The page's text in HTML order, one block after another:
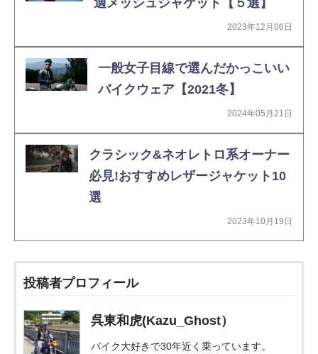
適メッシュジャケット【５選】
2023年12月06日
一般女子目線で選んだかっこいい
バイクウェア【2021冬】
2024年05月21日
クラシック&ネオレトロ系オーナー
必見!おすすめレザージャケット10
選
2023年10月19日
投稿者プロフィール
呉東和虎(Kazu_Ghost）
バイク大好きで30年近く乗っています。